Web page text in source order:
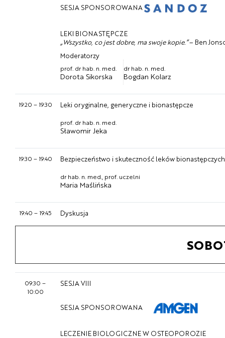
SESJA SPONSOROWANA
LEKI BIONASTĘPCZE
„Wszystko, co jest dobre, ma swoje kopie.”– Ben
Moderatorzy
prof. dr hab. n. med.
Dorota Sikorska
dr hab. n. med.
Bogdan Kolarz
19:20 – 19:30 Leki oryginalne, generyczne i bionastępcze
prof. dr hab. n. med.
Sławomir Jeka
19:30 – 19:40 Bezpieczeństwo i skuteczność leków bionastępczych
dr hab. n. med., prof. uczelni
Maria Maślińska
19:40 – 19:45 Dyskusja
09:30 –
10:00
SESJA VIII
SESJA SPONSOROWANA
LECZENIE BIOLOGICZNE W OSTEOPOROZIE